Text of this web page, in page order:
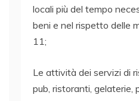
locali più del tempo
beni e nel rispetto delle
11;
Le attività dei servizi di
pub, ristoranti, gelaterie,